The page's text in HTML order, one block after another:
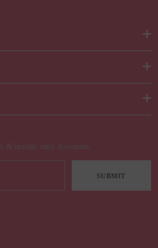
& insider only discounts
SUBMIT